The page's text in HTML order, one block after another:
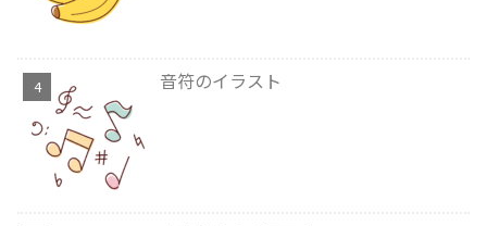
音符のイラスト